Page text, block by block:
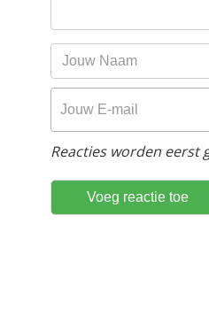
Reacties worden eerst